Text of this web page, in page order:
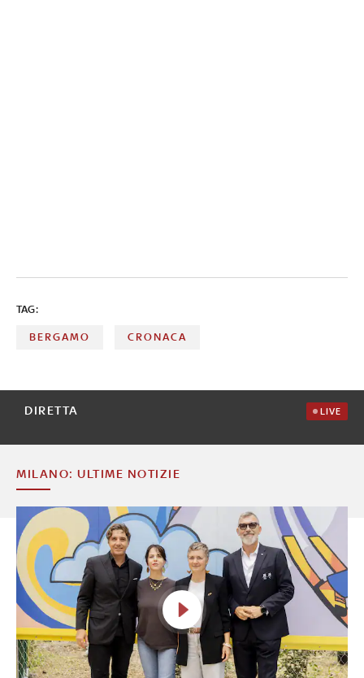
TAG:
BERGAMO CRONACA
DIRETTA LIVE
MILANO: ULTIME NOTIZIE